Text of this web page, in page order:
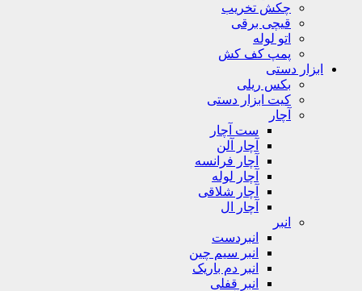
چکش تخریب
قیچی برقی
اتو لوله
پمپ کف کش
ابزار دستی
بکس ریلی
کیت ابزار دستی
آچار
ست آچار
آچار آلن
آچار فرانسه
آچار لوله
آچار شلاقی
آچار ال
انبر
انبردست
انبر سیم چین
انبر دم باریک
انبر قفلی